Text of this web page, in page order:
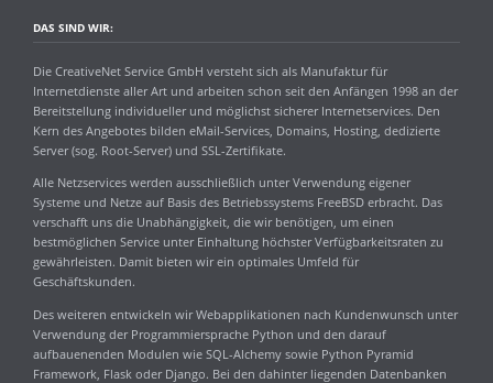
DAS SIND WIR:
Die CreativeNet Service GmbH versteht sich als Manufaktur für
Internetdienste aller Art und arbeiten schon seit den Anfängen 1998 an der
Bereitstellung individueller und möglichst sicherer Internetservices. Den
Kern des Angebotes bilden eMail-Services, Domains, Hosting, dedizierte
Server (sog. Root-Server) und SSL-Zertifikate.
Alle Netzservices werden ausschließlich unter Verwendung eigener
Systeme und Netze auf Basis des Betriebssystems FreeBSD erbracht. Das
verschafft uns die Unabhängigkeit, die wir benötigen, um einen
bestmöglichen Service unter Einhaltung höchster Verfügbarkeitsraten zu
gewährleisten. Damit bieten wir ein optimales Umfeld für
Geschäftskunden.
Des weiteren entwickeln wir Webapplikationen nach Kundenwunsch unter
Verwendung der Programmiersprache Python und den darauf
aufbauenenden Modulen wie SQL-Alchemy sowie Python Pyramid
Framework, Flask oder Django. Bei den dahinter liegenden Datenbanken